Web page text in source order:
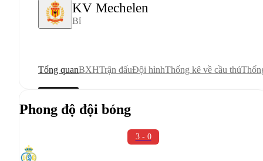
KV Mechelen
Bỉ
Tổng quanBXHTrận đấuĐội hìnhThống kê về cầu thủ
Phong độ đội bóng
3 - 0